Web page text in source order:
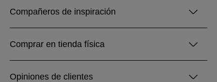
Compañeros de inspiración
Comprar en tienda física
Opiniones de clientes